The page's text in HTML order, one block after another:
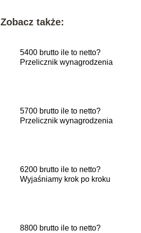
Zobacz także:
5400 brutto ile to netto?
Przelicznik wynagrodzenia
5700 brutto ile to netto?
Przelicznik wynagrodzenia
6200 brutto ile to netto?
Wyjaśniamy krok po kroku
8800 brutto ile to netto?